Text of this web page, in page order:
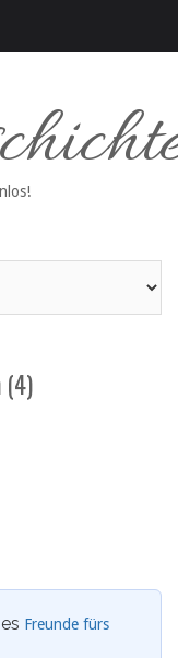
(4)
Freunde fürs